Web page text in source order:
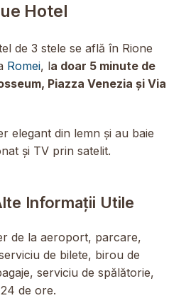
Hotel
de 3 stele se află în Rione
Romei, la doar 5 minute de
Piazza Venezia și Via
elegant din lemn și au baie
și TV prin satelit.
Informații Utile
de la aeroport, parcare,
de bilete, birou de
serviciu de spălătorie,
de ore.